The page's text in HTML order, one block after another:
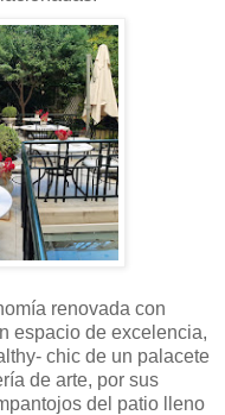
renovada con
espacio de excelencia,
chic de un palacete
de arte, por sus
del patio lleno